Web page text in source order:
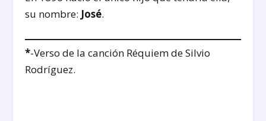
su nombre: José.
*-Verso de la canción Réquiem de Silvio
Rodríguez.